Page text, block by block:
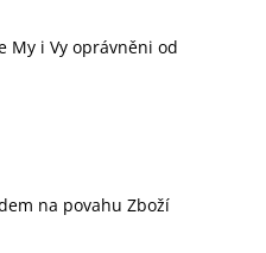
My i Vy oprávněni od
na povahu Zboží